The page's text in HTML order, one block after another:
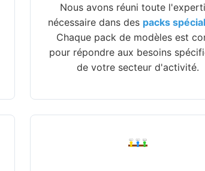
Nous avons réuni toute
nécessaire dans des packs
Chaque pack de modèles est
pour répondre aux besoins
de votre secteur d'activité.
Salut! Idée? On y va!